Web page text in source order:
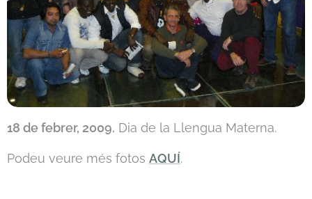
18 de febrer, 2009. Dia de la Llengua Materna.
Podeu veure més fotos AQUÍ.